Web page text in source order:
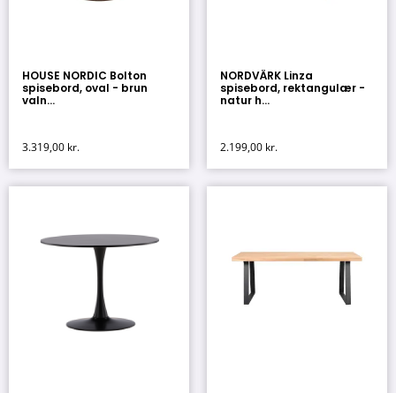
HOUSE NORDIC Bolton
spisebord, oval - brun
valn...
3.319,00 kr.
NORDVÄRK Linza
spisebord, rektangulær -
natur h...
2.199,00 kr.